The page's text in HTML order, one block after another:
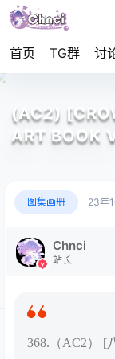
首页 TG群 讨
(AC2)
ART BOOK
图集画册 23年
Chnci
站长
368.（AC2） [